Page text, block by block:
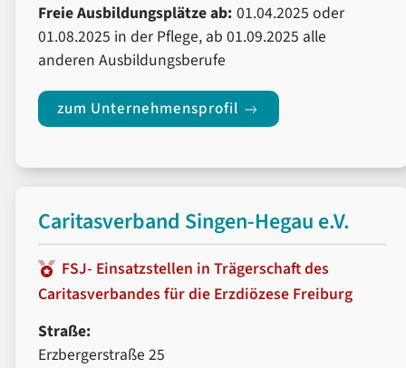
Freie Ausbildungsplätze ab: 01.04.2025 oder
01.08.2025 in der Pflege, ab 01.09.2025 alle
anderen Ausbildungsberufe
zum Unternehmensprofil
Caritasverband Singen-Hegau e.V.
FSJ- Einsatzstellen in Trägerschaft des
Caritasverbandes für die Erzdiözese Freiburg
Straße:
Erzbergerstraße 25